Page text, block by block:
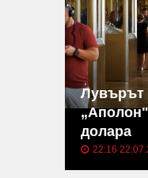
Лувърът
долара
22:16